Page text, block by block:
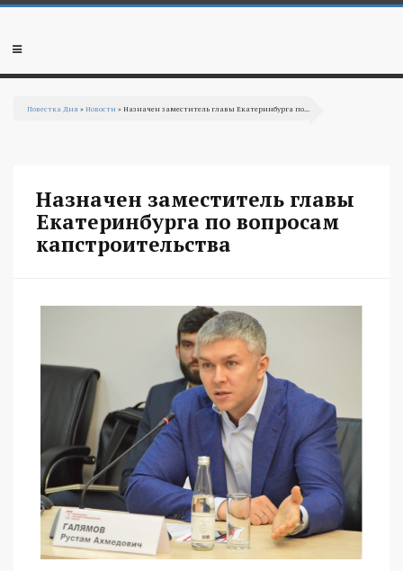
Перейти к основному содержанию
Мобильное
Повестка Дня »Новости » Назначен заместитель главы Екатеринбурга по...
Назначен заместитель главы
Екатеринбурга по вопросам
капстроительства